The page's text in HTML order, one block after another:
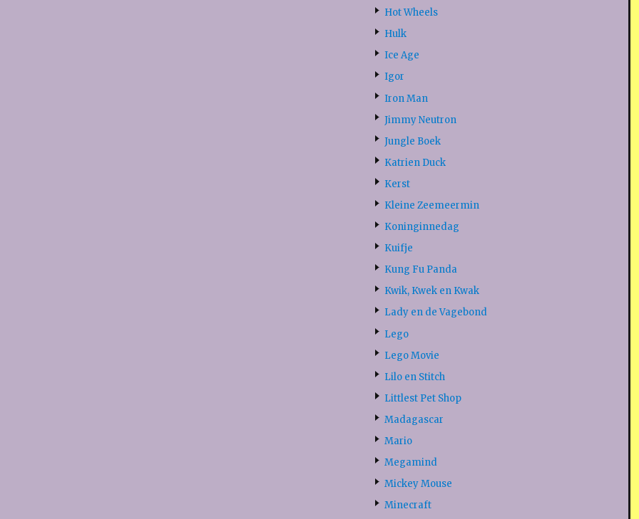
Hot Wheels
Hulk
Ice Age
Igor
Iron Man
Jimmy Neutron
Jungle Boek
Katrien Duck
Kerst
Kleine Zeemeermin
Koninginnedag
Kuifje
Kung Fu Panda
Kwik, Kwek en Kwak
Lady en de Vagebond
Lego
Lego Movie
Lilo en Stitch
Littlest Pet Shop
Madagascar
Mario
Megamind
Mickey Mouse
Minecraft